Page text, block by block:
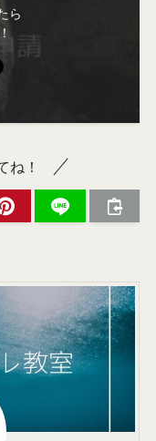
ら
ね！